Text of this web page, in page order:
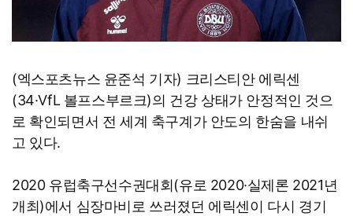
(엑스포츠뉴스 윤준석 기자) 크리스티안 에릭센
(34·VfL 볼프스부르크)의 건강 상태가 안정적인 것으
로 확인되면서 전 세계 축구계가 안도의 한숨을 내쉬
고 있다.
2020 유럽축구선수권대회(유로 2020·실제론 2021년
개최)에서 심장마비로 쓰러졌던 에릭센이 다시 경기